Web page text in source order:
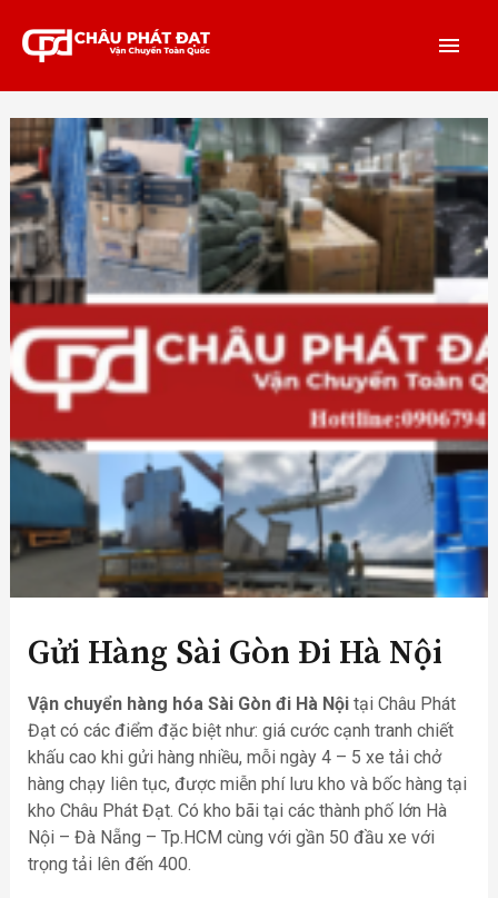
Gửi Hàng Sài Gòn Đi Hà Nội
Vận chuyển hàng hóa Sài Gòn đi Hà Nộitại Châu Phát
Đạt có các điểm đặc biệt như: giá cước cạnh tranh chiết
khấu cao khi gửi hàng nhiều, mỗi ngày 4 – 5 xe tải chở
hàng chạy liên tục, được miễn phí lưu kho và bốc hàng tại
kho Châu Phát Đạt. Có kho bãi tại các thành phố lớn Hà
Nội – Đà Nẵng – Tp.HCM cùng với gần 50 đầu xe với
trọng tải lên đến 400.